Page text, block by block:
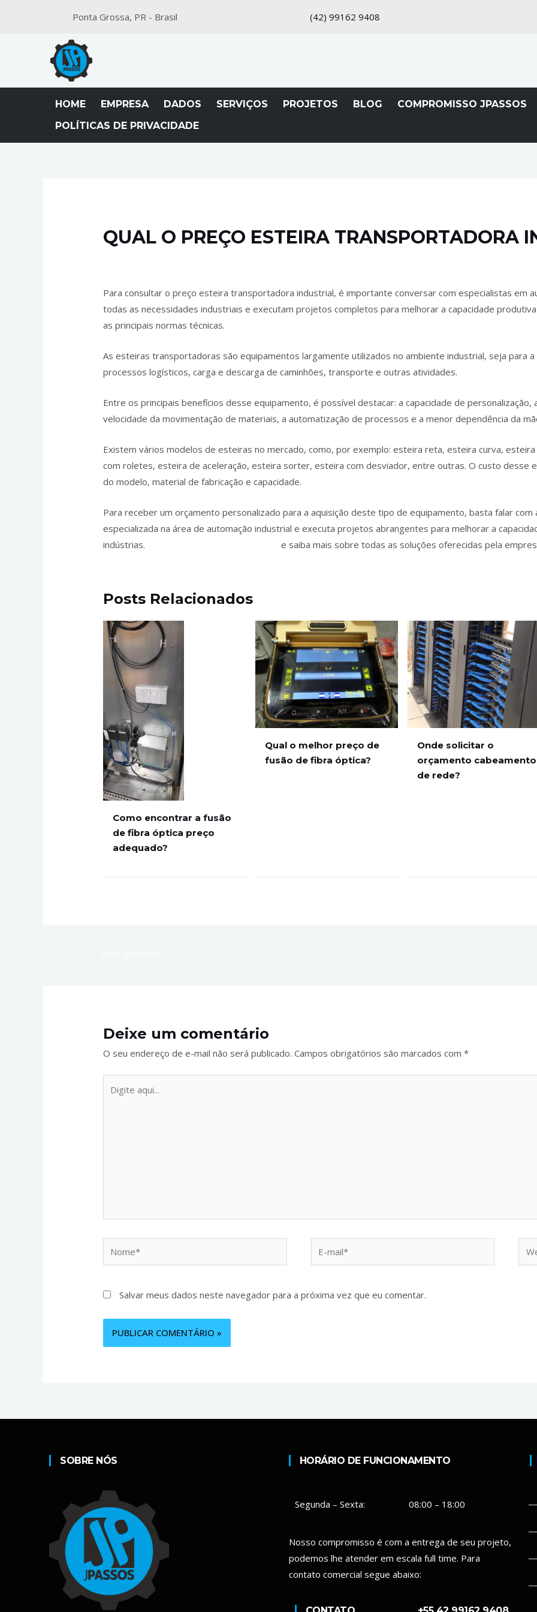
Ponta Grossa, PR - Brasil (42) 99162 9408
HOME EMPRESA DADOS SERVIÇOS PROJETOS BLOG
COMPROMISSO JPASSOS
POLÍTICAS DE PRIVACIDADE
QUAL O PREÇO ESTEIRA TRANSPORTADORA
Para consultar o preço esteira transportadora industrial, é importante conversar com especialistas em
todas as necessidades industriais e executam projetos completos para melhorar a capacidade
as principais normas técnicas.
As esteiras transportadoras são equipamentos largamente utilizados no ambiente industrial, seja para
processos logísticos, carga e descarga de caminhões, transporte e outras atividades.
Entre os principais benefícios desse equipamento, é possível destacar: a capacidade de personalização,
velocidade da movimentação de materiais, a automatização de processos e a menor dependência da
Existem vários modelos de esteiras no mercado, como, por exemplo: esteira reta, esteira curva,
com roletes, esteira de aceleração, esteira sorter, esteira com desviador, entre outras. O custo desse
do modelo, material de fabricação e capacidade.
Para receber um orçamento personalizado para a aquisição deste tipo de equipamento, basta falar com
especializada na área de automação industrial e executa projetos abrangentes para melhorar a
indústrias.
e saiba mais sobre todas as soluções oferecidas pela
Posts Relacionados
Como encontrar a fusão
de fibra óptica preço
adequado?
Qual o melhor preço de
fusão de fibra óptica?
Onde solicitar o
orçamento cabeamento
de rede?
Deixe um comentário
O seu endereço de e-mail não será publicado. Campos obrigatórios são marcados com*
Salvar meus dados neste navegador para a próxima vez que eu comentar.
SOBRE NÓS HORÁRIO DE FUNCIONAMENTO
Segunda – Sexta: 08:00 – 18:00
Nosso compromisso é com a entrega de seu projeto,
podemos lhe atender em escala full time. Para
contato comercial segue abaixo: